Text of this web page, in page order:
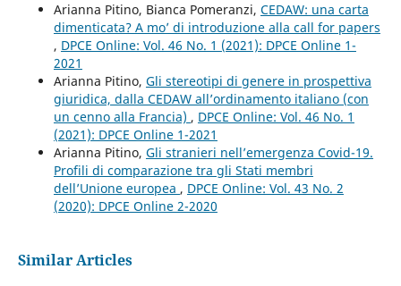
Arianna Pitino, Bianca Pomeranzi, CEDAW: una carta
dimenticata? A mo’ di introduzione alla call for papers
, DPCE Online: Vol. 46 No. 1 (2021): DPCE Online 1-
2021
Arianna Pitino, Gli stereotipi di genere in prospettiva
giuridica, dalla CEDAW all’ordinamento italiano (con
un cenno alla Francia) , DPCE Online: Vol. 46 No. 1
(2021): DPCE Online 1-2021
Arianna Pitino, Gli stranieri nell’emergenza Covid-19.
Profili di comparazione tra gli Stati membri
dell’Unione europea , DPCE Online: Vol. 43 No. 2
(2020): DPCE Online 2-2020
Similar Articles